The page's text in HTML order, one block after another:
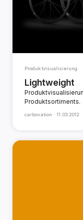
Produktvisualisierung
Lightweight
Produktsortiments.
carbovation ·11.03.2012